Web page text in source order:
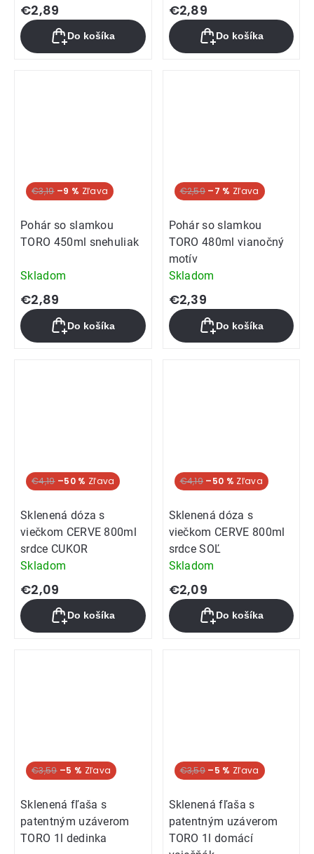
€2,89
Do košíka
€2,89
Do košíka
€3,19 –9 %
Pohár so slamkou
TORO 450ml snehuliak
Skladom
€2,89
Do košíka
€2,59 –7 %
Pohár so slamkou
TORO 480ml vianočný
motív
Skladom
€2,39
Do košíka
€4,19 –50 %
Sklenená dóza s
viečkom CERVE 800ml
srdce CUKOR
Skladom
€2,09
Do košíka
€4,19 –50 %
Sklenená dóza s
viečkom CERVE 800ml
srdce SOĽ
Skladom
€2,09
Do košíka
€3,59 –5 %
Sklenená fľaša s
patentným uzáverom
TORO 1l dedinka
€3,59 –5 %
Sklenená fľaša s
patentným uzáverom
TORO 1l domácí